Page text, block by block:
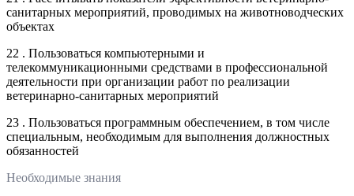
санитарных мероприятий, проводимых на животноводческих
объектах
22 . Пользоваться компьютерными и
телекоммуникационными средствами в профессиональной
деятельности при организации работ по реализации
ветеринарно-санитарных мероприятий
23 . Пользоваться программным обеспечением, в том числе
специальным, необходимым для выполнения должностных
обязанностей
Необходимые знания